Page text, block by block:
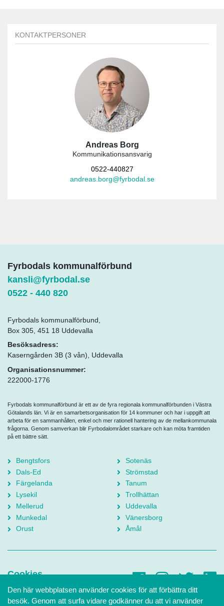
KONTAKTPERSONER
Andreas Borg
Kommunikationsansvarig
0522-440827
andreas.borg@fyrbodal.se
Fyrbodals kommunalförbund
kansli@fyrbodal.se
0522 - 440 820
Fyrbodals kommunalförbund,
Box 305, 451 18 Uddevalla
Besöksadress:
Kaserngården 3B (3 vån), Uddevalla
Organisationsnummer:
222000-1776
Fyrbodals kommunalförbund är ett av de fyra regionala kommunalförbunden i Västra
Götalands län. Vi är en samarbetsorganisation för 14 kommuner och har i uppgift att
arbeta för en sammanhållen, enkel och mer rationell hantering av de mellankommunala
frågorna. Genom samverkan blir Fyrbodalområdet starkare och kan möta framtiden
på ett bättre sätt.
Bengtsfors
Dals-Ed
Färgelanda
Lysekil
Mellerud
Munkedal
Orust
Sotenäs
Strömstad
Tanum
Trollhättan
Uddevalla
Vänersborg
Åmål
Cookies
Tillgänglighetsredogörelse
Den här webbplatsen använder cookies för att förbättra ditt
besök. Genom att surfa vidare godkänner du att vi använder